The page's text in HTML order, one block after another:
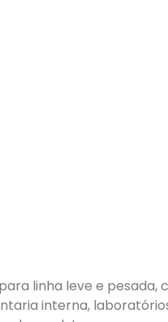
linha leve e pesada,
interna,